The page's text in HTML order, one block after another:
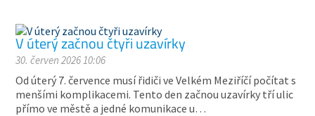
V úterý začnou čtyři uzavírky
30. červen 2026 10:06
Od úterý 7. července musí řidiči ve Velkém Meziříčí počítat s
menšími komplikacemi. Tento den začnou uzavírky tří ulic
přímo ve městě a jedné komunikace u…